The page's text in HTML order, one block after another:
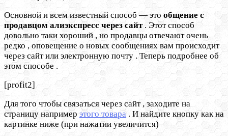
Основной и всем известный способ — это общение с
продавцом алиэкспресс через сайт. Этот способ
довольно таки хороший , но продавцы отвечают очень
редко , оповещение о новых сообщениях вам происходит
через сайт или электронную почту . Теперь подробнее об
этом способе .
[profit2]
Для того чтобы связаться через сайт , заходите на
страницу например этого товара . И найдите кнопку как на
картинке ниже (при нажатии увеличится)